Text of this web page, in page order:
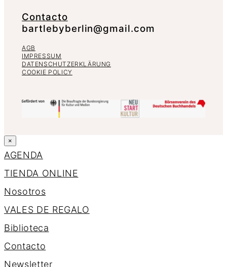
Contacto
bartlebyberlin@gmail.com
AGB
IMPRESSUM
DATENSCHUTZERKLÄRUNG
COOKIE POLICY
×
AGENDA
TIENDA ONLINE
Nosotros
VALES DE REGALO
Biblioteca
Contacto
Newsletter